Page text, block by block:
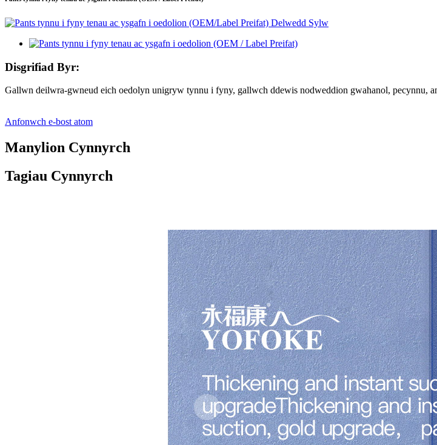
Disgrifiad Byr:
Gallwn deilwra-gwneud eich oedolyn unigryw tynnu i fyny, gallwch ddewis nodweddion gwahanol, pecynnu,
Anfonwch e-bost atom
Manylion Cynnyrch
Tagiau Cynnyrch